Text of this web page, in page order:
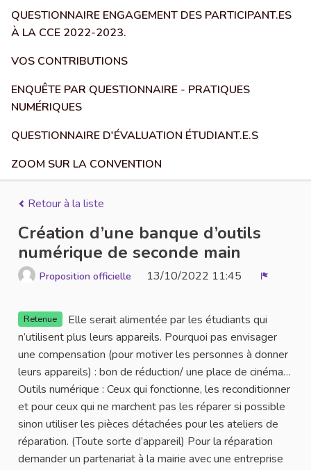
QUESTIONNAIRE ENGAGEMENT DES PARTICIPANT.ES
À LA CCE 2022-2023.
VOS CONTRIBUTIONS
ENQUÊTE PAR QUESTIONNAIRE - PRATIQUES
NUMÉRIQUES
QUESTIONNAIRE D'ÉVALUATION ÉTUDIANT.E.S
ZOOM SUR LA CONVENTION
Retour à la liste
Création d’une banque d’outils
numérique de seconde main
Proposition officielle 13/10/2022 11:45
Retenue
Elle serait alimentée par les étudiants qui
n’utilisent plus leurs appareils. Pourquoi pas envisager
une compensation (pour motiver les personnes à donner
leurs appareils) : bon de réduction/ une place de cinéma…
Outils numérique : Ceux qui fonctionne, les reconditionner
et pour ceux qui ne marchent pas les réparer si possible
sinon utiliser les pièces détachées pour les ateliers de
réparation. (Toute sorte d’appareil) Pour la réparation
demander un partenariat à la mairie avec une entreprise